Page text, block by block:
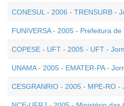
CONESUL - 2006 - TRENSURB -
FUNIVERSA - 2005 - Prefeitura
COPESE - UFT - 2005 - UFT -
UNAMA - 2005 - EMATER-PA -
CESGRANRIO - 2005 - MPE-RO -